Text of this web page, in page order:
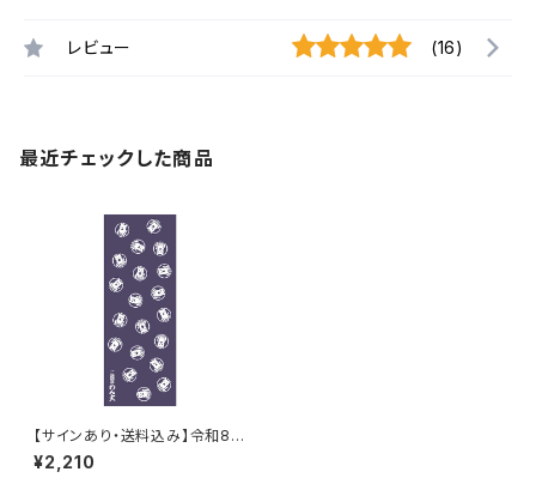
レビュー (16)
最近チェックした商品
【サインあり・送料込み】令和8年
三遊亭わん丈【犬紋】手ぬぐい
（鳩羽紫色）
¥2,210